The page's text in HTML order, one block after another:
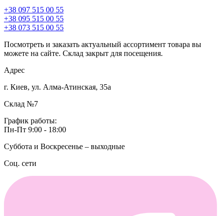
+38 097 515 00 55
+38 095 515 00 55
+38 073 515 00 55
Посмотреть и заказать актуальный ассортимент товара вы
можете на сайте. Склад закрыт для посещения.
Адрес
г. Киев, ул. Алма-Атинская, 35а
Склад №7
График работы:
Пн-Пт 9:00 - 18:00
Суббота и Воскресенье – выходные
Соц. сети